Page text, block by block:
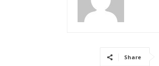
Share